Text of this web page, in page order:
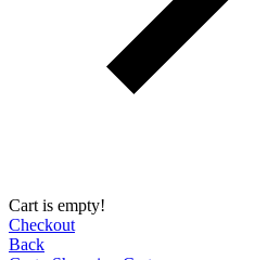
Cart is empty!
Checkout
Back